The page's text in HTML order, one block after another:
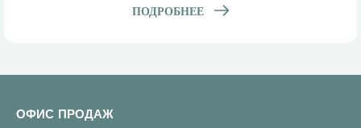
ПОДРОБНЕЕ
ОФИС ПРОДАЖ